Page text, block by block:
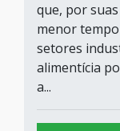
que, por
menor
setores
alimentícia
a...